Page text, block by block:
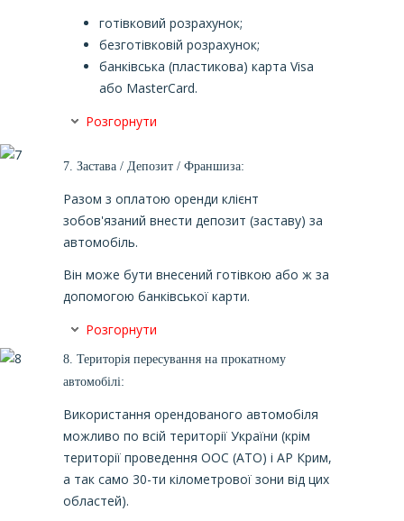
готівковий розрахунок;
безготівковій розрахунок;
банківська (пластикова) карта Visa
або MasterCard.
Розгорнути
7. Застава / Депозит / Франшиза:
Разом з оплатою оренди клієнт
зобов'язаний внести депозит (заставу) за
автомобіль.
Він може бути внесений готівкою або ж за
допомогою банківської карти.
Розгорнути
8. Територія пересування на прокатному
автомобілі:
Використання орендованого автомобіля
можливо по всій території України (крім
території проведення ООС (АТО) і АР Крим,
а так само 30-ти кілометрової зони від цих
областей).